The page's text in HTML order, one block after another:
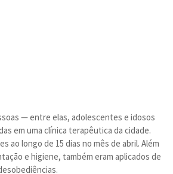
— entre elas, adolescentes e idosos
em uma clínica terapêutica da cidade.
ao longo de 15 dias no mês de abril. Além
e higiene, também eram aplicados de